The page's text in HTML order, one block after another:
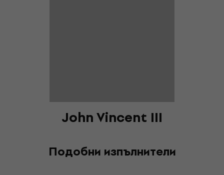
John Vincent III
Подобни изпълнители